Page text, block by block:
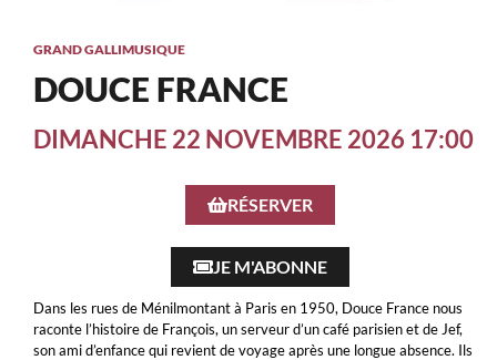
GRAND GALLIMUSIQUE
DOUCE FRANCE
DIMANCHE 22 NOVEMBRE 2026 17:00
RÉSERVER
JE M'ABONNE
Dans les rues de Ménilmontant à Paris en 1950, Douce France nous
raconte l’histoire de François, un serveur d’un café parisien et de Jef,
son ami d’enfance qui revient de voyage après une longue absence. Ils